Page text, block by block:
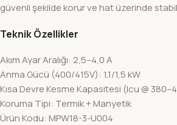
güvenli şekilde korur ve hat üzerinde
Teknik Özellikler
Akım Ayar Aralığı: 2,5–4,0 A
Anma Gücü (400/415V): 1,1/1,5 kW
Kısa Devre Kesme Kapasitesi (Icu @
Koruma Tipi: Termik + Manyetik
Ürün Kodu: MPW18-3-U004